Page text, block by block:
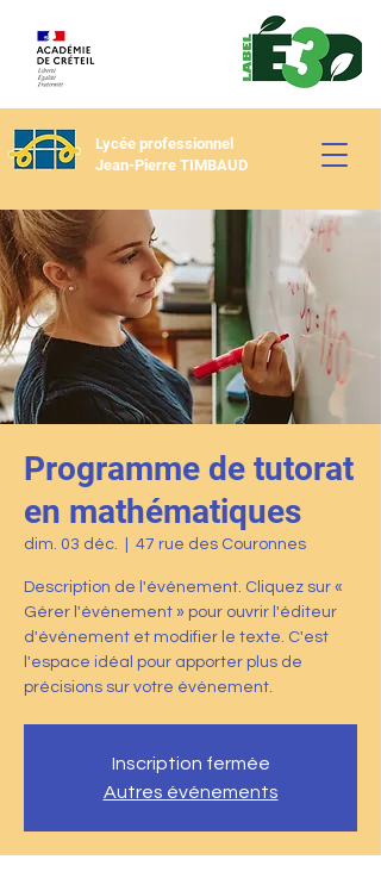
Lycée professionnel
Jean-Pierre TIMBAUD
Programme de tutorat
en mathématiques
dim. 03 déc. 47 rue des Couronnes
Description de l'événement. Cliquez sur «
Gérer l'événement » pour ouvrir l'éditeur
d'événement et modifier le texte. C'est
l'espace idéal pour apporter plus de
précisions sur votre événement.
Inscription fermée
Autres événements